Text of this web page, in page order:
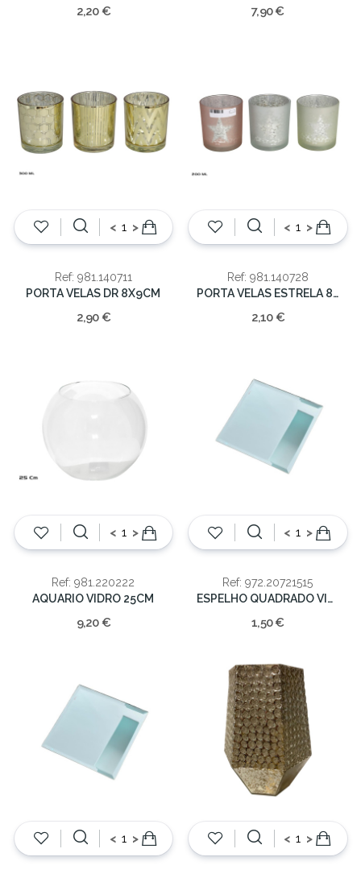
2,20 € 7,90 €
< >
Ref: 981.140711
PORTA VELAS DR 8X9CM
2,90 €
< >
Ref: 981.140728
PORTA VELAS ESTRELA 8x7x6.5
2,10 €
< >
Ref: 981.220222
AQUARIO VIDRO 25CM
9,20 €
< >
Ref: 972.20721515
ESPELHO QUADRADO VIDRO 15CM
1,50 €
< > < >